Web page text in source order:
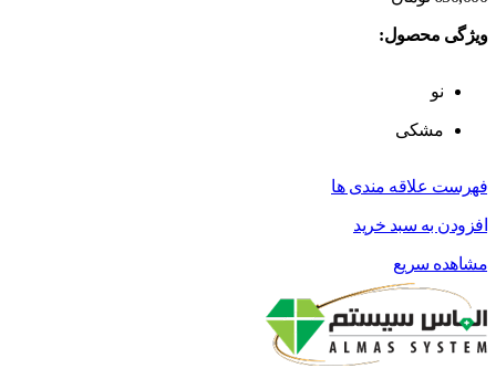
ویژگی محصول:
نو
مشکی
فهرست علاقه مندی ها
افزودن به سبد خرید
مشاهده سریع